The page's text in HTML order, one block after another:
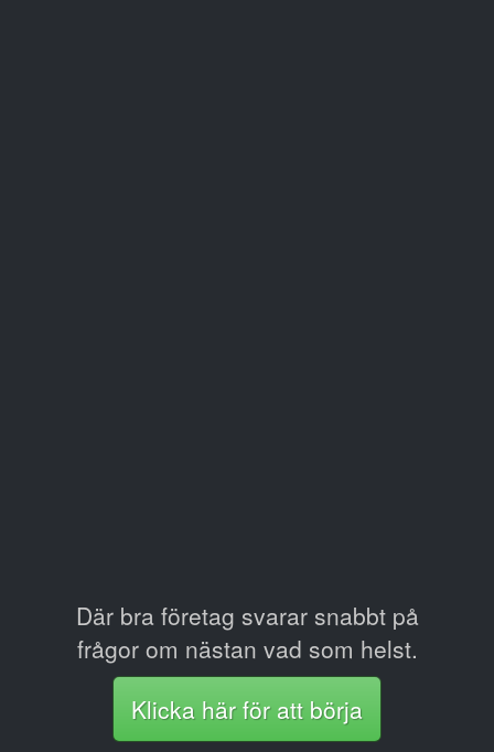
Där bra företag svarar snabbt på
frågor om nästan vad som helst.
Klicka här för att börja